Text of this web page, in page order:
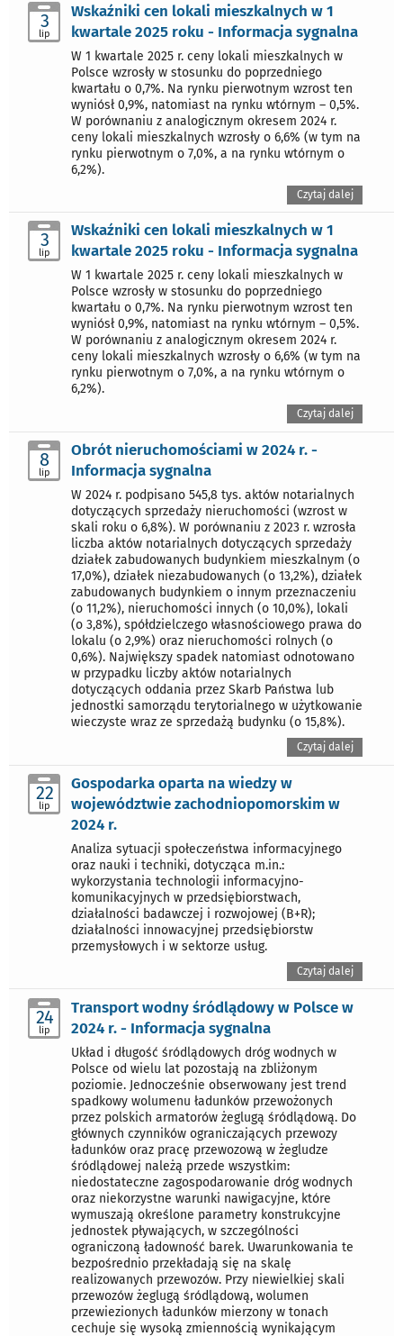
3
lip
Wskaźniki cen lokali mieszkalnych w 1
kwartale 2025 roku - Informacja sygnalna
W 1 kwartale 2025 r. ceny lokali mieszkalnych w
Polsce wzrosły w stosunku do poprzedniego
kwartału o 0,7%. Na rynku pierwotnym wzrost ten
wyniósł 0,9%, natomiast na rynku wtórnym – 0,5%.
W porównaniu z analogicznym okresem 2024 r.
ceny lokali mieszkalnych wzrosły o 6,6% (w tym na
rynku pierwotnym o 7,0%, a na rynku wtórnym o
6,2%).
Czytaj dalej
3
lip
Wskaźniki cen lokali mieszkalnych w 1
kwartale 2025 roku - Informacja sygnalna
W 1 kwartale 2025 r. ceny lokali mieszkalnych w
Polsce wzrosły w stosunku do poprzedniego
kwartału o 0,7%. Na rynku pierwotnym wzrost ten
wyniósł 0,9%, natomiast na rynku wtórnym – 0,5%.
W porównaniu z analogicznym okresem 2024 r.
ceny lokali mieszkalnych wzrosły o 6,6% (w tym na
rynku pierwotnym o 7,0%, a na rynku wtórnym o
6,2%).
Czytaj dalej
8
lip
Obrót nieruchomościami w 2024 r. -
Informacja sygnalna
W 2024 r. podpisano 545,8 tys. aktów notarialnych
dotyczących sprzedaży nieruchomości (wzrost w
skali roku o 6,8%). W porównaniu z 2023 r. wzrosła
liczba aktów notarialnych dotyczących sprzedaży
działek zabudowanych budynkiem mieszkalnym (o
17,0%), działek niezabudowanych (o 13,2%), działek
zabudowanych budynkiem o innym przeznaczeniu
(o 11,2%), nieruchomości innych (o 10,0%), lokali
(o 3,8%), spółdzielczego własnościowego prawa do
lokalu (o 2,9%) oraz nieruchomości rolnych (o
0,6%). Największy spadek natomiast odnotowano
w przypadku liczby aktów notarialnych
dotyczących oddania przez Skarb Państwa lub
jednostki samorządu terytorialnego w użytkowanie
wieczyste wraz ze sprzedażą budynku (o 15,8%).
Czytaj dalej
22
lip
Gospodarka oparta na wiedzy w
województwie zachodniopomorskim w
2024 r.
Analiza sytuacji społeczeństwa informacyjnego
oraz nauki i techniki, dotycząca m.in.:
wykorzystania technologii informacyjno-
komunikacyjnych w przedsiębiorstwach,
działalności badawczej i rozwojowej (B+R);
działalności innowacyjnej przedsiębiorstw
przemysłowych i w sektorze usług.
Czytaj dalej
24
lip
Transport wodny śródlądowy w Polsce w
2024 r. - Informacja sygnalna
Układ i długość śródlądowych dróg wodnych w
Polsce od wielu lat pozostają na zbliżonym
poziomie. Jednocześnie obserwowany jest trend
spadkowy wolumenu ładunków przewożonych
przez polskich armatorów żeglugą śródlądową. Do
głównych czynników ograniczających przewozy
ładunków oraz pracę przewozową w żegludze
śródlądowej należą przede wszystkim:
niedostateczne zagospodarowanie dróg wodnych
oraz niekorzystne warunki nawigacyjne, które
wymuszają określone parametry konstrukcyjne
jednostek pływających, w szczególności
ograniczoną ładowność barek. Uwarunkowania te
bezpośrednio przekładają się na skalę
realizowanych przewozów. Przy niewielkiej skali
przewozów żeglugą śródlądową, wolumen
przewiezionych ładunków mierzony w tonach
cechuje się wysoką zmiennością wynikającym